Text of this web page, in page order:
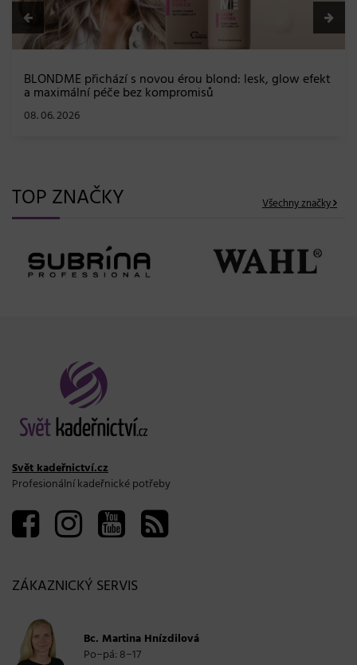
BLONDME přichází s novou érou blond: lesk, glow efekt
a maximální péče bez kompromisů
08. 06. 2026
TOP ZNAČKY Všechny značky
Svět kadeřnictví.cz
Profesionální kadeřnické potřeby
ZÁKAZNICKÝ SERVIS
Bc. Martina Hnízdilová
Po−pá: 8−17